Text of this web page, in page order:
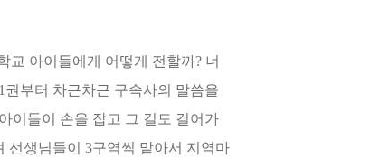
교 아이들에게 어떻게 전할까? 너
부터 차근차근 구속사의 말씀을
이들이 손을 잡고 그 길도 걸어가
선생님들이 3구역씩 맡아서 지역마